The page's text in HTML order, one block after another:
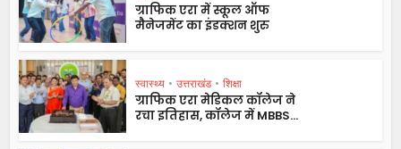
ग्राफिक एरा में स्कूल ऑफ
मैनेजमेंट का इंडक्शन शुरु
स्वास्थ्य • उत्तराखंड • शिक्षा
ग्राफिक एरा मेडिकल कॉलेज ने
रचा इतिहास, कॉलेज में MBBS...